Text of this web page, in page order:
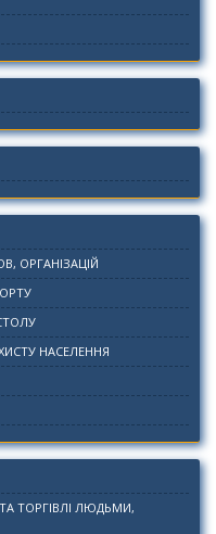
ОРГАНІЗАЦІЙ
НАСЕЛЕННЯ
ТОРГІВЛІ ЛЮДЬМИ,